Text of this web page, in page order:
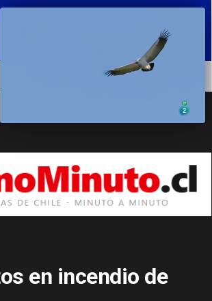
ECONOMÍA
en incendio de